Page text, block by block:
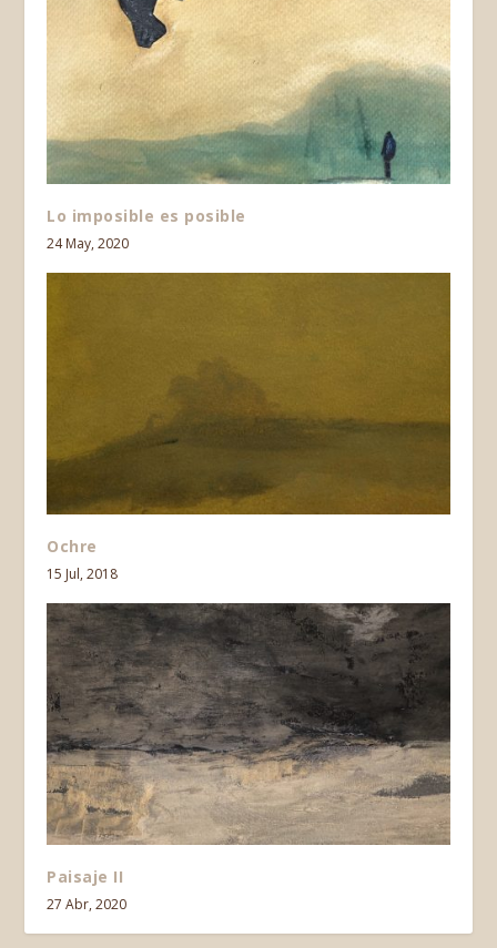
Lo imposible es posible
24 May, 2020
Ochre
15 Jul, 2018
Paisaje II
27 Abr, 2020